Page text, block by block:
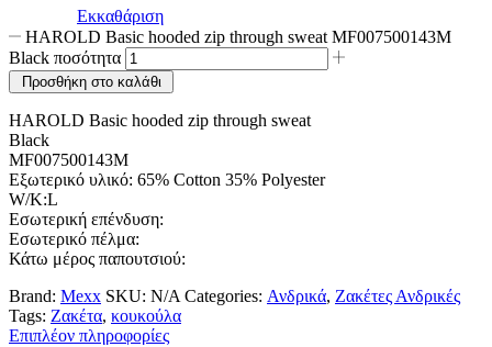
Εκκαθάριση
HAROLD Basic hooded zip through sweat MF007500143M
Black ποσότητα
Προσθήκη στο καλάθι
HAROLD Basic hooded zip through sweat
Black
MF007500143M
Εξωτερικό υλικό: 65% Cotton 35% Polyester
W/K:L
Εσωτερική επένδυση:
Εσωτερικό πέλμα:
Κάτω μέρος παπουτσιού:
Brand: Mexx SKU: N/A Categories: Ανδρικά, Ζακέτες Ανδρικές
Tags: Ζακέτα, κουκούλα
Επιπλέον πληροφορίες